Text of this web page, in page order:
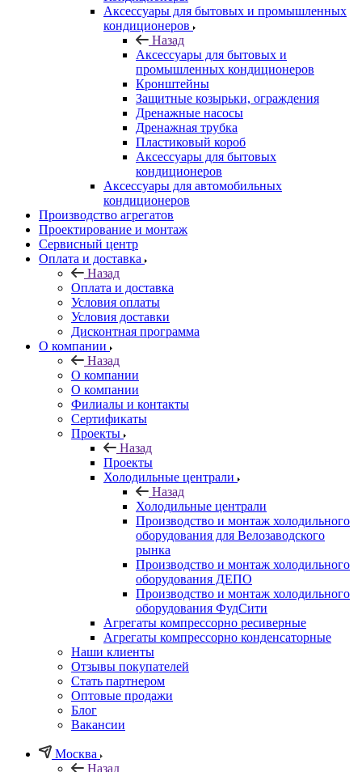
Аксессуары для бытовых и промышленных
кондиционеров
Назад
Аксессуары для бытовых и
промышленных кондиционеров
Кронштейны
Защитные козырьки, ограждения
Дренажные насосы
Дренажная трубка
Пластиковый короб
Аксессуары для бытовых
кондиционеров
Аксессуары для автомобильных
кондиционеров
Производство агрегатов
Проектирование и монтаж
Сервисный центр
Оплата и доставка
Назад
Оплата и доставка
Условия оплаты
Условия доставки
Дисконтная программа
О компании
Назад
О компании
О компании
Филиалы и контакты
Сертификаты
Проекты
Назад
Проекты
Холодильные централи
Назад
Холодильные централи
Производство и монтаж холодильного
оборудования для Велозаводского
рынка
Производство и монтаж холодильного
оборудования ДЕПО
Производство и монтаж холодильного
оборудования ФудСити
Агрегаты компрессорно ресиверные
Агрегаты компрессорно конденсаторные
Наши клиенты
Отзывы покупателей
Стать партнером
Оптовые продажи
Блог
Вакансии
Москва
Назад